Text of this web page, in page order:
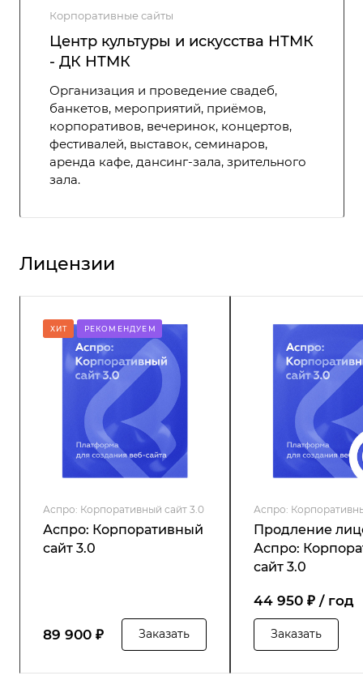
Корпоративные сайты
Центр культуры и искусства НТМК
- ДК НТМК
Организация и проведение свадеб,
банкетов, мероприятий, приёмов,
корпоративов, вечеринок, концертов,
фестивалей, выставок, семинаров,
аренда кафе, дансинг-зала, зрительного
зала.
Лицензии
ХИТ РЕКОМЕНДУЕМ
Аспро: Корпоративный сайт 3.0
Аспро: Корпоративный
сайт 3.0
89 900 ₽ Заказать
Аспро:
Продление
Аспро:
сайт 3.0
44 950 ₽ / год
Заказать